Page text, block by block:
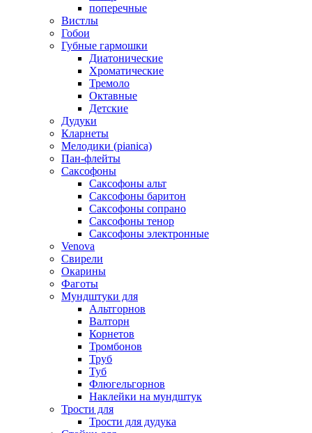
поперечные
Вистлы
Гобои
Губные гармошки
Диатонические
Хроматические
Тремоло
Октавные
Детские
Дудуки
Кларнеты
Мелодики (pianica)
Пан-флейты
Саксофоны
Саксофоны альт
Саксофоны баритон
Саксофоны сопрано
Саксофоны тенор
Саксофоны электронные
Venova
Свирели
Окарины
Фаготы
Мундштуки для
Альтгорнов
Валторн
Корнетов
Тромбонов
Труб
Туб
Флюгельгорнов
Наклейки на мундштук
Трости для
Трости для дудука